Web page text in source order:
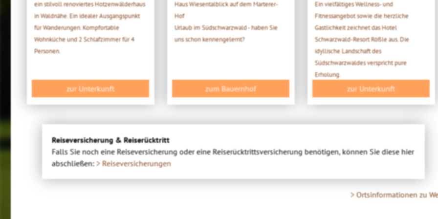
ein stilvoll renoviertes Hotzenwälderhaus
in Waldnähe. Ein idealer Ausgangspunkt
für Wanderungen. Kompfortable
Wohnküche und 2 Schlafzimmer für 4
Personen.
zur Unterkunft
Haus Wiesentalblick auf dem Marterer-
Hof
Urlaub im Südschwarzwald - haben Sie
uns schon kennengelernt?
zum Bauernhof
Ein vielfältiges Wellness- und
Fitnessangebot sowie die herzliche
Gastlichkeit zeichnet das Hotel
Schwarzwald-Resort Rößle aus. Die
idyllische Landschaft des
Südschwarzwaldes verspricht pure
Erholung.
zur Unterkunft
Reiseversicherung & Reiserücktritt
Falls Sie noch eine Reiseversicherung oder eine Reiserücktrittsversicherung benötigen, können Sie diese hier
abschließen: > Reiseversicherungen
> Ortsinformationen zu